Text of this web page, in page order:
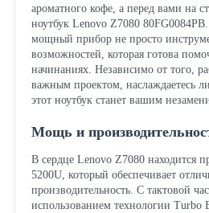
ароматного кофе, а перед вами на
ноутбук Lenovo Z7080
мощный прибор не просто
возможностей, которая готова
начинаниях. Независимо от того,
важным проектом, наслаждаетесь
этот ноутбук станет вашим
Мощь и
В сердце Lenovo Z7080 находится
5200U, который обеспечивает
производительность. С тактовой
использованием технологии Turbo